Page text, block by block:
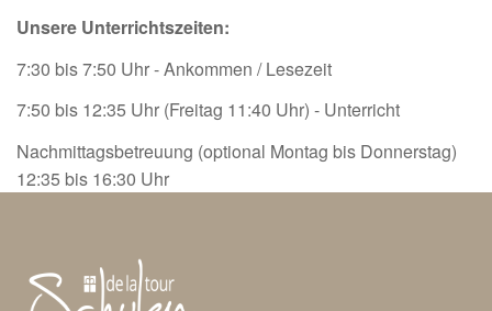
Unsere Unterrichtszeiten:
7:30 bis 7:50 Uhr - Ankommen / Lesezeit
7:50 bis 12:35 Uhr (Freitag 11:40 Uhr) - Unterricht
Nachmittagsbetreuung (optional Montag bis Donnerstag)
12:35 bis 16:30 Uhr